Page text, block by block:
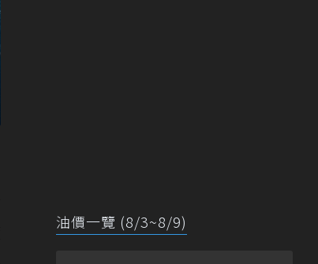
油價一覽 (8/3~8/9)